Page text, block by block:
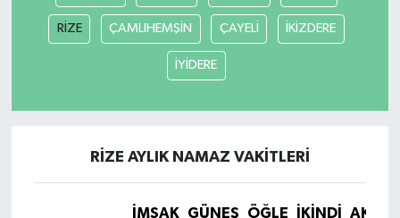
RİZE ÇAMLIHEMŞİN ÇAYELİ İKİZDERE
İYİDERE
RİZE AYLIK NAMAZ VAKITLERI
İMSAK GÜNEŞ ÖĞLE İKINDI